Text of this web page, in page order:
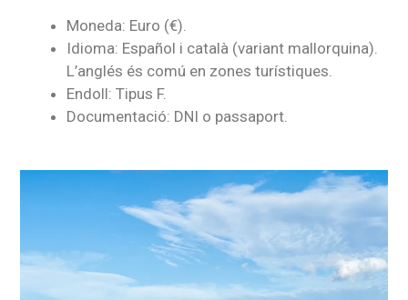
Moneda: Euro (€).
Idioma: Español i català (variant mallorquina).
L’anglés és comú en zones turístiques.
Endoll: Tipus F.
Documentació: DNI o passaport.